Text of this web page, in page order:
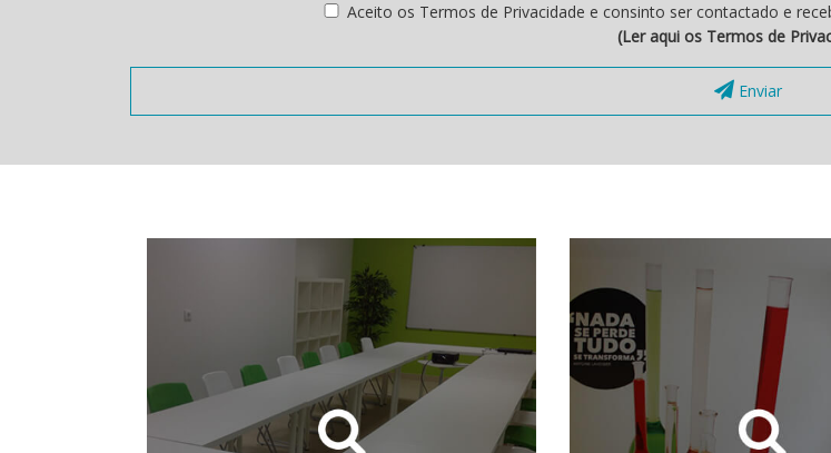
Aceito os Termos de Privacidade e consinto ser contactado e
(Ler aqui os Termos de
Enviar